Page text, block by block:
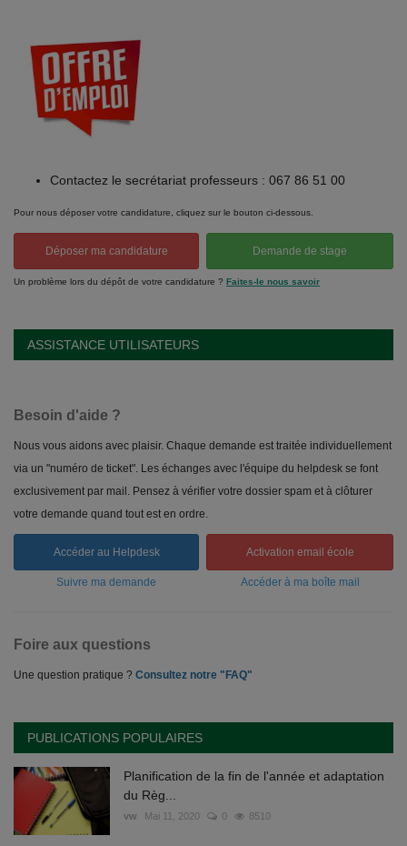
Contactez le secrétariat professeurs : 067 86 51 00
Pour nous déposer votre candidature, cliquez sur le bouton ci-dessous.
Déposer ma candidature Demande de stage
Un problème lors du dépôt de votre candidature ? Faites-le nous savoir
ASSISTANCE UTILISATEURS
Besoin d'aide ?
Nous vous aidons avec plaisir. Chaque demande est traitée individuellement
via un "numéro de ticket". Les échanges avec l'équipe du helpdesk se font
exclusivement par mail. Pensez à vérifier votre dossier spam et à clôturer
votre demande quand tout est en ordre.
Accéder au Helpdesk Activation email école
Suivre ma demande Accéder à ma boîte mail
Foire aux questions
Une question pratique ? Consultez notre "FAQ"
PUBLICATIONS POPULAIRES
Planification de la fin de l'année et adaptation
du Règ...
vw Mai 11, 2020 0 8510